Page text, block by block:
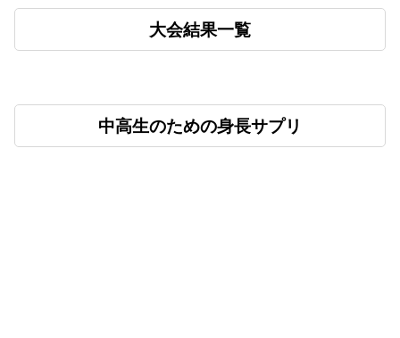
大会結果一覧
中高生のための身長サプリ